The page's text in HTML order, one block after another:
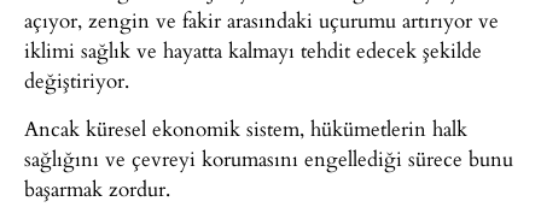
açıyor, zengin ve fakir arasındaki uçurumu artırıyor ve
iklimi sağlık ve hayatta kalmayı tehdit edecek şekilde
değiştiriyor.
Ancak küresel ekonomik sistem, hükümetlerin halk
sağlığını ve çevreyi korumasını engellediği sürece bunu
başarmak zordur.